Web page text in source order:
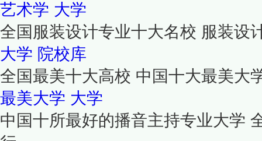
艺术学 大学
全国服装设计专业十大名校 服装设
大学 院校库
全国最美十大高校 中国十大最美大
最美大学 大学
中国十所最好的播音主持专业大学